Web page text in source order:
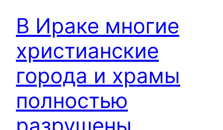
В Ираке многие
христианские
города и храмы
полностью